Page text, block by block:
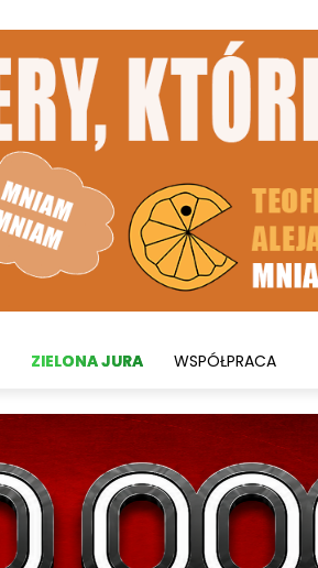
ZIELONA JURA WSPÓŁPRACA